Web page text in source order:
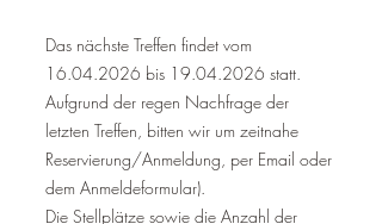
Das nächste Treffen findet vom
16.04.2026 bis 19.04.2026 statt.
Aufgrund der regen Nachfrage der
letzten Treffen, bitten wir um zeitnahe
Reservierung/Anmeldung, per Email oder
dem Anmeldeformular).
Die Stellplätze sowie die Anzahl der